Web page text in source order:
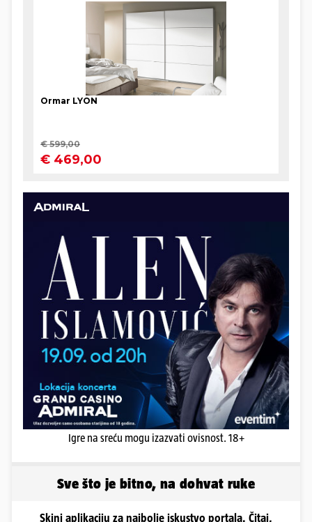
Igre na sreću mogu izazvati ovisnost. 18+
Sve što je bitno, na dohvat ruke
Skini aplikaciju za najbolje iskustvo portala. Čitaj,